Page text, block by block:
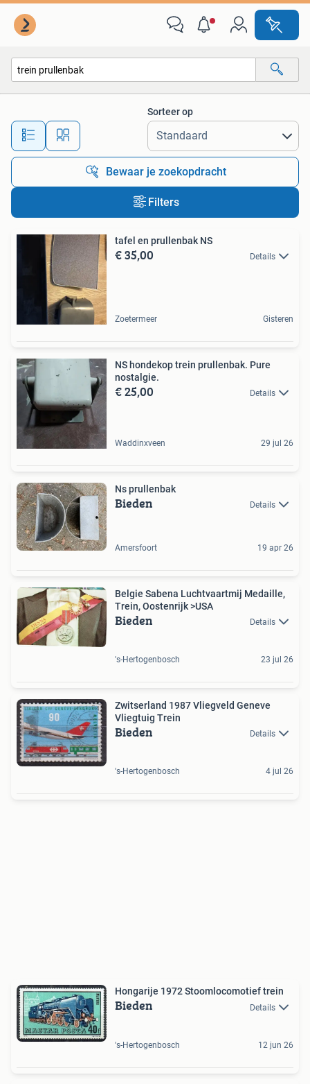
Alle afstanden…
Sorteer op
Bewaar je zoekopdracht
Filters
tafel en prullenbak NS
€ 35,00 Details
Zoetermeer Gisteren
NS hondekop trein prullenbak. Pure
nostalgie.
€ 25,00 Details
Waddinxveen 29 jul 26
Ns prullenbak
Bieden Details
Amersfoort 19 apr 26
Belgie Sabena Luchtvaartmij Medaille,
Trein, Oostenrijk >USA
Bieden Details
's-Hertogenbosch 23 jul 26
Zwitserland 1987 Vliegveld Geneve
Vliegtuig Trein
Bieden Details
's-Hertogenbosch 4 jul 26
Hongarije 1972 Stoomlocomotief trein
Bieden Details
's-Hertogenbosch 12 jun 26